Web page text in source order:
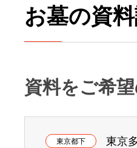
お墓の資
資料をご希
東京都下 東京